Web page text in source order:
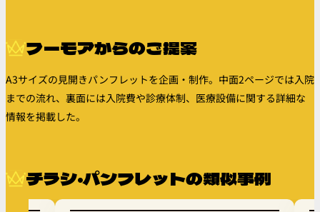
フーモアからのご提案
A3サイズの見開きパンフレットを企画・制作。中面2ページでは入院
までの流れ、裏面には入院費や診療体制、医療設備に関する詳細な
情報を掲載した。
チラシ・パンフレットの類似事例